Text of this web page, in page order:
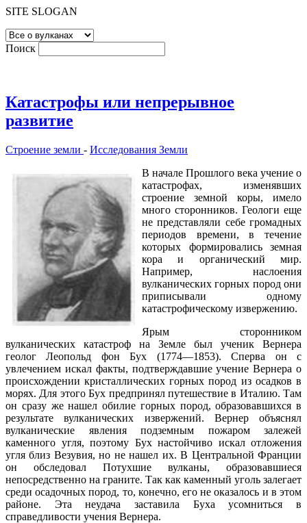
SITE SLOGAN
Поиск
Катастрофы или непрерывное
развитие
Строение земли - Исследования Земли
В начале Прошлого века учение о
катастрофах, изменявших
строение земной коры, имело
много сторонников. Геологи еще
не представляли себе громадных
периодов времени, в течение
которых формировались земная
кора и органический мир.
Например, наслоения
вулканических горных пород они
приписывали одному
катастрофическому извержению.
Ярым сторонником
вулканических катастроф на Земле был ученик Вернера
геолог Леопольд фон Бух (1774—1853). Сперва он с
увлечением искал факты, подтверждавшие учение Вернера о
происхождении кристаллических горных пород из осадков в
морях. Для этого Бух предпринял путешествие в Италию. Там
он сразу же нашел обилие горных пород, образовавшихся в
результате вулканических извержений. Вернер объяснял
вулканические явления подземным пожаром залежей
каменного угля, поэтому Бух настойчиво искал отложения
угля близ Везувия, но не нашел их. В Центральной Франции
он обследовал Потухшие вулканы, образовавшиеся
непосредственно на граните. Так как каменный уголь залегает
среди осадочных пород, то, конечно, его не оказалось и в этом
районе. Эта неудача заставила Буха усомниться в
справедливости учения Вернера.